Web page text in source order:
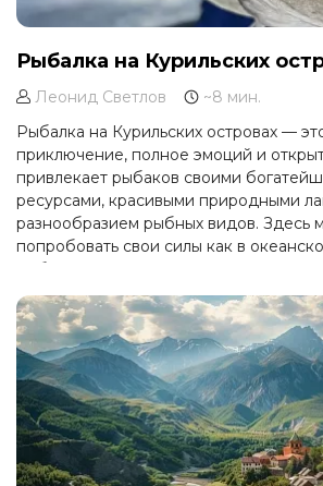
Рыбалка на Курильских
Леонид Светлов
~8 мин.
Рыбалка на Курильских островах —
приключение, полное эмоций и
привлекает рыбаков своими
ресурсами, красивыми природными
разнообразием рыбных видов. Здесь
попробовать свои силы как в
рыбалке, а также насладиться
природы.